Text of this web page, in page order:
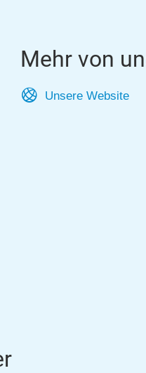
Mehr von
Unsere Website